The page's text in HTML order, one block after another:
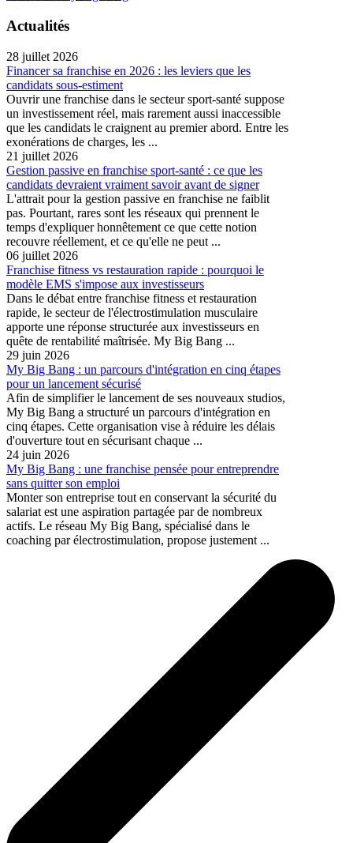
Actualités
28 juillet 2026
Financer sa franchise en 2026 : les leviers que les
candidats sous-estiment
Ouvrir une franchise dans le secteur sport-santé suppose
un investissement réel, mais rarement aussi inaccessible
que les candidats le craignent au premier abord. Entre les
exonérations de charges, les ...
21 juillet 2026
Gestion passive en franchise sport-santé : ce que les
candidats devraient vraiment savoir avant de signer
L'attrait pour la gestion passive en franchise ne faiblit
pas. Pourtant, rares sont les réseaux qui prennent le
temps d'expliquer honnêtement ce que cette notion
recouvre réellement, et ce qu'elle ne peut ...
06 juillet 2026
Franchise fitness vs restauration rapide : pourquoi le
modèle EMS s'impose aux investisseurs
Dans le débat entre franchise fitness et restauration
rapide, le secteur de l'électrostimulation musculaire
apporte une réponse structurée aux investisseurs en
quête de rentabilité maîtrisée. My Big Bang ...
29 juin 2026
My Big Bang : un parcours d'intégration en cinq étapes
pour un lancement sécurisé
Afin de simplifier le lancement de ses nouveaux studios,
My Big Bang a structuré un parcours d'intégration en
cinq étapes. Cette organisation vise à réduire les délais
d'ouverture tout en sécurisant chaque ...
24 juin 2026
My Big Bang : une franchise pensée pour entreprendre
sans quitter son emploi
Monter son entreprise tout en conservant la sécurité du
salariat est une aspiration partagée par de nombreux
actifs. Le réseau My Big Bang, spécialisé dans le
coaching par électrostimulation, propose justement ...